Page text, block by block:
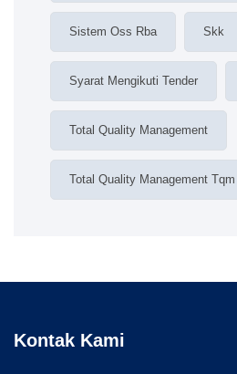
Sistem Oss Rba Skk
Syarat Mengikuti Tender
Total Quality Management
Total Quality Management Tqm
Kontak Kami